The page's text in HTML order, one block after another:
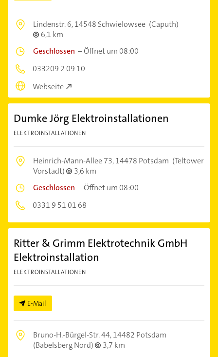
Lindenstr. 6,14548 Schwielowsee (Caputh)
6,1 km
Geschlossen –Öffnet um 08:00
033209 2 09 10
Webseite
Dumke Jörg Elektroinstallationen
ELEKTROINSTALLATIONEN
Heinrich-Mann-Allee 73,14478 Potsdam (Teltower
Vorstadt)
3,6 km
Geschlossen –Öffnet um 08:00
0331 9 51 01 68
Ritter & Grimm Elektrotechnik GmbH
Elektroinstallation
ELEKTROINSTALLATIONEN
E-Mail
Bruno-H.-Bürgel-Str. 44,14482 Potsdam
(Babelsberg Nord)
3,7 km